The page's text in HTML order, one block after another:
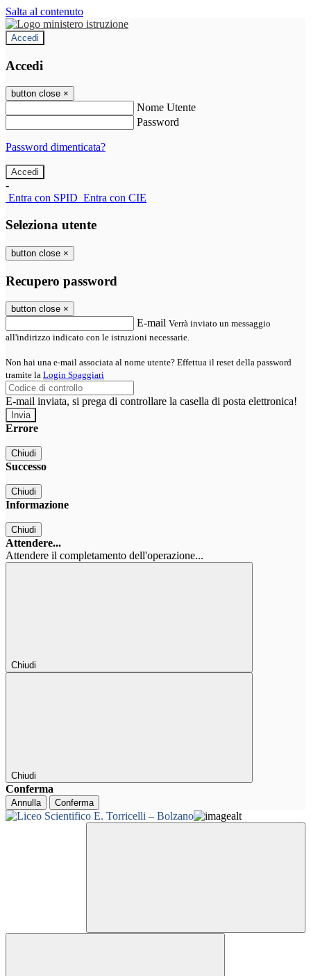
Salta al contenuto
Accedi
Accedi
button close ×
Nome Utente
Password
Password dimenticata?
-
Entra con SPID Entra con CIE
Seleziona utente
button close ×
Recupero password
button close ×
E-mail Verrà inviato un messaggio
all'indirizzo indicato con le istruzioni necessarie.
Non hai una e-mail associata al nome utente? Effettua il reset della password
tramite la Login Spaggiari
E-mail inviata, si prega di controllare la casella di posta elettronica!
Errore
Chiudi
Successo
Chiudi
Informazione
Chiudi
Attendere...
Attendere il completamento dell'operazione...
Chiudi
Chiudi
Conferma
Annulla Conferma